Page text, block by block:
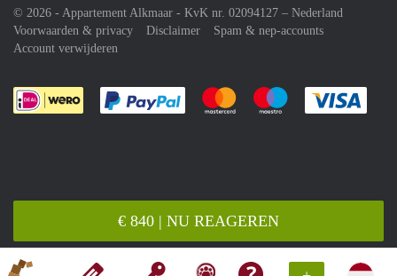
€ 840 | NU REAGEREN
© 2026 - Appartement Alkmaar - KvK nr. 02094127 – Nederland
Voorwaarden & privacy
Disclaimer
Spam & nep-accounts
Account verwijderen
Je rekent gemakkelijk af met Paypal
Je rekent gemakkelijk af met
Je rekent